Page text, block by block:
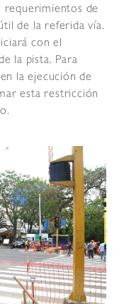
requerimientos de
de la referida vía.
con el
la pista. Para
la ejecución de
esta restricción